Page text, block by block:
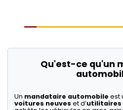
Qu'est-ce qu'un
Un mandataire automobile est
voitures neuves et d’utilitaires